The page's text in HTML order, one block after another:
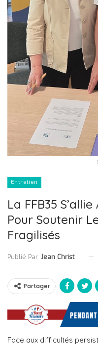
Entretien
La FFB35
Pour Soutenir
Fragilisés
Publié Par Jean Christophe Collet
Partager
Face aux difficultés